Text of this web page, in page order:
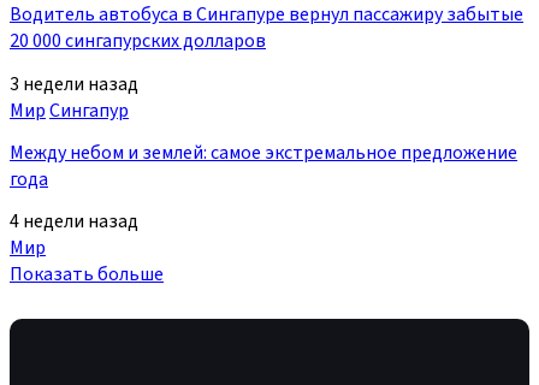
Водитель автобуса в Сингапуре вернул пассажиру забытые
20 000 сингапурских долларов
3 недели назад
МирСингапур
Между небом и землей: самое экстремальное предложение
года
4 недели назад
Мир
Показать больше